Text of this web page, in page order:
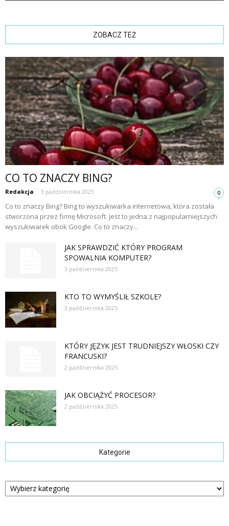
ZOBACZ TEŻ
CO TO ZNACZY BING?
Redakcja - 3 października 2025 0
Co to znaczy Bing? Bing to wyszukiwarka internetowa, która została
stworzona przez firmę Microsoft. Jest to jedna z najpopularniejszych
wyszukiwarek obok Google. Co to znaczy...
JAK SPRAWDZIĆ KTÓRY PROGRAM
SPOWALNIA KOMPUTER?
3 października 2025
KTO TO WYMYŚLIŁ SZKOLE?
3 października 2025
KTÓRY JĘZYK JEST TRUDNIEJSZY WŁOSKI CZY
FRANCUSKI?
2 października 2025
JAK OBCIĄŻYĆ PROCESOR?
2 października 2025
Kategorie
Kategorie